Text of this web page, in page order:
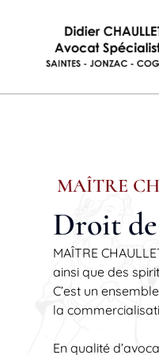
MAÎTRE
Droit
MAÎTRE
ainsi que des
C’est un
la
En qualité